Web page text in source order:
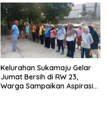
Kelurahan Sukamaju Gelar
Jumat Bersih di RW 23,
Warga Sampaikan Aspirasi